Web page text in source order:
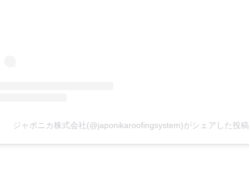
ジャポニカ株式会社(@japonikaroofingsystem)がシェアした投稿